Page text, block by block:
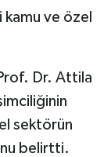
ve özel
Dr. Attila
sektörün
belirtti.